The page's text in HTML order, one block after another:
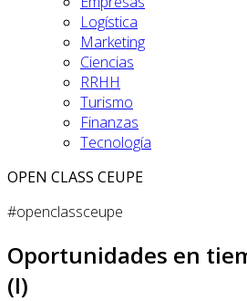
Logística
Marketing
Ciencias
RRHH
Turismo
Finanzas
Tecnología
OPEN CLASS CEUPE
#openclassceupe
Oportunidades en
(I)